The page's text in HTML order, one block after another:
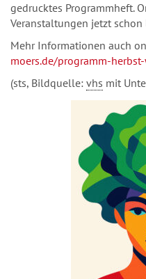
gedrucktes Programmheft.
Veranstaltungen jetzt schon
Mehr Informationen auch
moers.de/programm-
(sts, Bildquelle: vhs mit